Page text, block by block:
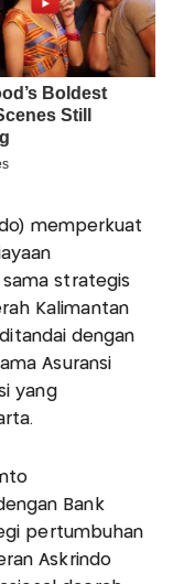
memperkuat
strategis
Kalimantan
dengan
Asuransi
yang
Bank
pertumbuhan
Askrindo